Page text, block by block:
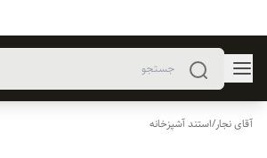
آقای نجار/استند آشپزخانه